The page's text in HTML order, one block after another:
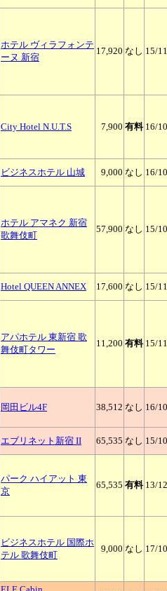
ホテル ヴィラフォンテ
ーヌ 新宿
17,920 なし 15/11
City Hotel N.U.T.S 7,900 有料 16/10
ビジネスホテル 山城 9,000 なし 16/10
ホテル アマネク 新宿
歌舞伎町
57,900 なし 15/10
Hotel QUEEN ANNEX 17,600 なし 15/11
アパホテル 東新宿 歌
舞伎町タワー
11,200 有料 15/11
岡田ビル4F 38,512 なし 16/10
エブリネット新宿 II 65,535 なし 15/10
パーク ハイアット 東
京
65,535 有料 13/12
ビジネスホテル 国際ホ
テル 歌舞伎町
9,000 なし 17/10